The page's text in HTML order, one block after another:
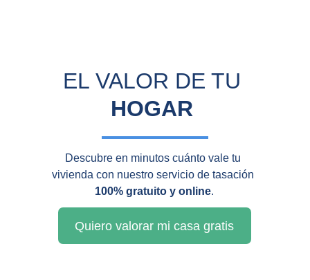
EL VALOR DE TU
HOGAR
Quiero valorar mi casa gratis
Descubre en minutos cuánto vale tu
vivienda con nuestro servicio de tasación
100% gratuito y online.